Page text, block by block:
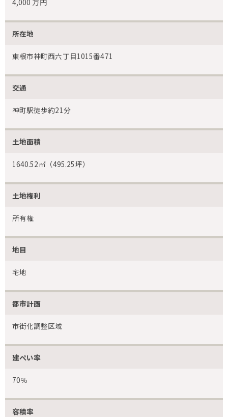
所在地
東根市神町西六丁目1015番471
交通
神町駅徒歩約21分
土地面積
1640.52㎡（495.25坪）
土地権利
所有権
地目
宅地
都市計画
市街化調整区域
建ぺい率
70％
容積率